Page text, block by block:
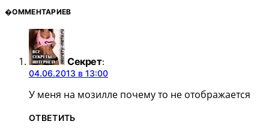
�ОММЕНТАРИЕВ
Секрет:
04.06.2013 в 13:00
У меня на мозилле почему то не отображается
ОТВЕТИТЬ